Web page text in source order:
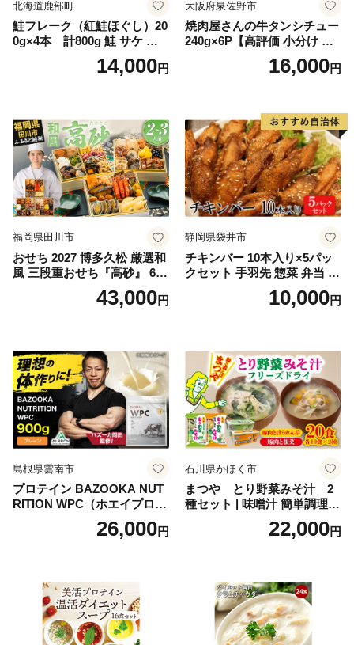
北海道鹿部町
鮭フレーク（紅鮭ほぐし）20
0g×4本 計800g 鮭 サケ 鮭
ほぐし サケフレーク シャケ
フレーク 鮭フレーク14,000円
大阪府泉佐野市
焼肉屋さんの牛タンシチュー
240g×6P【高評価 小分け 惣
菜 牛たん 一人暮らし 冷凍】
16,000円
福岡県田川市
おせち 2027 博多久松 厳選和
風 三段重おせち『高砂』 6.5
寸 3段重 2～3人前 おせち料
理 重箱 お正月 冷凍おせち 縁
ち 本格おせち おせち予約 年
末 年始 お取り寄せ 新春 贅沢
おせち こだわりおせち 惣菜
老舗おせち ふるさと納税お
せち 御節 お節料理 正月 調理
不要 おせち料理2027
43,000円
静岡県袋井市
チキンバー 10本入り×5パッ
クセット 手羽先 惣菜 弁当 お
かず お酒 おつまみ ギフト キ
ャンプ アウトドア キャンプ
10,000円
島根県雲南市
プロテイン BAZOOKA NUT
RITION WPC（ホエイプロテ
イン）＜プレーン＞ 900g｜
バズーカ岡田監修・植物由来
ロン [AIEN005]
26,000円
石川県かほく市
まつや とり野菜みそ汁 2
種セット | 味噌汁 簡単調理
お味噌 おみそ みそ とり野菜
時短料理 時短ごはん ご当地
22,000円